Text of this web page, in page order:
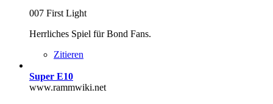
007 First Light
Herrliches Spiel für Bond Fans.
Zitieren
Super E10
www.rammwiki.net